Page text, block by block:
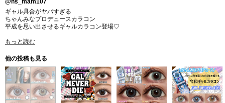
@hs_mam107
ギャル具合がヤバすぎる
⁡ちゃんみなプロデュースカラコン
平成を思い出させるギャルカラコン登場♡
もっと読む
他の投稿も見る